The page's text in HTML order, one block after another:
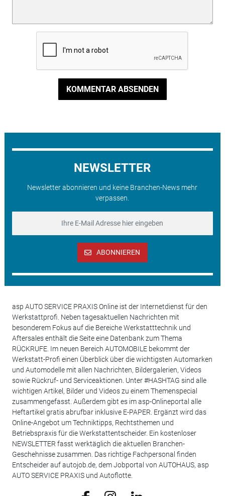
KOMMENTAR ABSENDEN
NEWSLETTER
Newsletter abonnieren und keine Branchen-News mehr
verpassen.
ABONNIEREN
asp AUTO SERVICE PRAXIS Online ist der Internetdienst für den
Werkstattprofi. Neben tagesaktuellen Nachrichten mit
besonderem Fokus auf die Bereiche Werkstatttechnik und
Aftersales enthält die Seite eine Datenbank zum Thema
RÜCKRUFE. Im neuen Bereich AUTOMOBILE bekommt der
Werkstatt-Profi einen Überblick über die wichtigsten Automarken
und Automodelle mit allen Nachrichten, Bildergalerien, Videos
sowie Rückruf- und Serviceaktionen. Unter #HASHTAG sind alle
wichtigen Artikel, Bilder und Videos zu einem Themenspecial
zusammengefasst. Außerdem gibt es im asp-Onlineportal alle
Heftartikel gratis abrufbar inklusive E-PAPER. Ergänzt wird das
Online-Angebot um Techniktipps, Rechtsthemen und
Betriebspraxis für die Werkstattentscheider. Ein kostenloser
NEWSLETTER fasst werktäglich die aktuellen Branchen-
Geschehnisse zusammen. Das richtige Fachpersonal finden
Entscheider auf autojob.de, dem Jobportal von AUTOHAUS, asp
AUTO SERVICE PRAXIS und Autoflotte.